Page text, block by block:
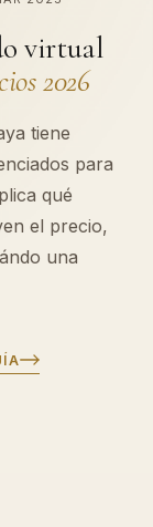
virtual
2026
tiene
para
qué
el precio,
una